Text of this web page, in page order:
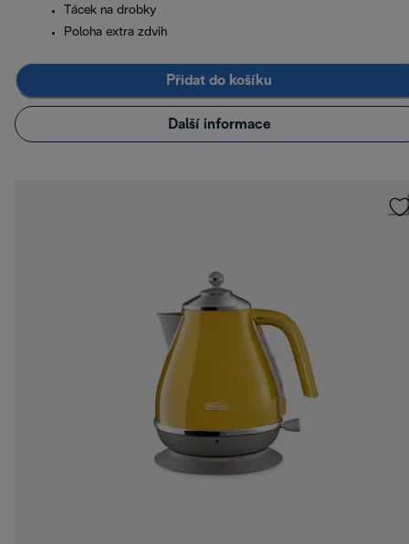
Tácek na drobky
Poloha extra zdvih
Přidat do košíku
Další informace